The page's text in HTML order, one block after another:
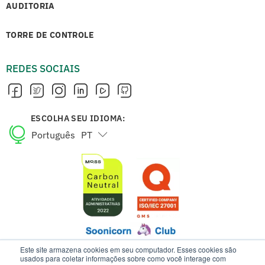
Este site armazena cookies em seu computador. Esses cookies são
usados para coletar informações sobre como você interage com
AUDITORIA
TORRE DE CONTROLE
REDES SOCIAIS
ESCOLHA SEU IDIOMA:
Português PT
English EN